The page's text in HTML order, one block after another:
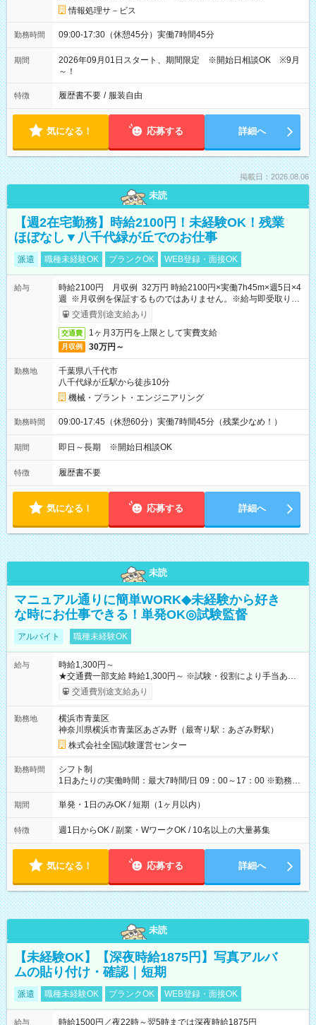
情報処理サ－ビス
勤務時間 09:00-17:30（休憩45分）実働7時間45分
期間
2026年09月01日スタート、期間限定 ※開始日相談OK ※9月
～！
特徴 履歴書不要 / 服装自由
気になる！ 応募する 詳細へ
掲載日：2026.08.06
未読
【週2在宅勤務】時給2100円！未経験OK！残業
ほぼなし▼八千代緑が丘でのお仕事
派遣 職種未経験OK ブランクOK WEB登録・面接OK
給与
時給2100円 月収例 32万円 時給2100円×実働7h45m×週5日×4
週 ※月収例を保証するものではありません。※給与即受取りサ
ービス利用可（利用条件有）
交通費別途支給あり
交通費 1ヶ月3万円を上限として実費支給
月収例 30万円～
勤務地
千葉県八千代市
八千代緑が丘駅から徒歩10分
機械・プラント・エンジニアリング
勤務時間 09:00-17:45（休憩60分）実働7時間45分（残業少なめ！）
期間 即日～長期 ※開始日相談OK
特徴 履歴書不要
気になる！ 応募する 詳細へ
未読
マニュアル通りに簡単WORK◆未経験から好き
な時にお仕事できる！単発OK◎試験監督
アルバイト 職種未経験OK
給与
時給1,300円～
★交通費一部支給 時給1,300円～ ※試験・役割により手当あり
※勤務回数により昇給あり 【即給（前払い）オプションあ
り！】 希望される場合、勤務から1週間ほどで給与の一部を受け
例】 ・河合塾模擬試験 8:30～17:30（休憩1時間） 時給1,300円
×8時間＝日収10,400円＋交通費 ※当日の役割により時給＋100
円の場合あり ・国家試験 7:00～13:30（休憩なし） 時給1,300
円（役割手当＋100円）×6時間＝日収8,400円＋交通費 【試用期
間】試用期間なし
交通費別途支給あり
勤務地
横浜市青葉区
神奈川県横浜市青葉区あざみ野（最寄り駅：あざみ野駅）
株式会社全国試験運営センター
勤務時間
シフト制
1日あたりの実働時間：最大7時間/日 09：00～17：00 ※勤務時
間は 試験により異なります。
期間 単発・1日のみOK / 短期（1ヶ月以内）
特徴 週1日からOK / 副業・WワークOK / 10名以上の大量募集
気になる！ 応募する 詳細へ
未読
【未経験OK】【深夜時給1875円】写真アルバ
ムの貼り付け・確認｜短期
派遣 職種未経験OK ブランクOK WEB登録・面接OK
給与 時給1500円／夜22時～翌5時までは深夜時給1875円